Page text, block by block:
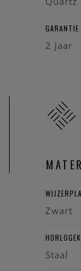
Functies: Tijd
Armband:
GARANTIE
2 Jaar
Zwart
Staal